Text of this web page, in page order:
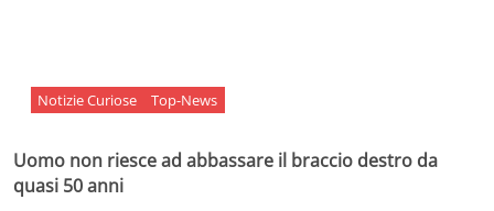
Notizie Curiose Top-News
Uomo non riesce ad abbassare il braccio destro da
quasi 50 anni